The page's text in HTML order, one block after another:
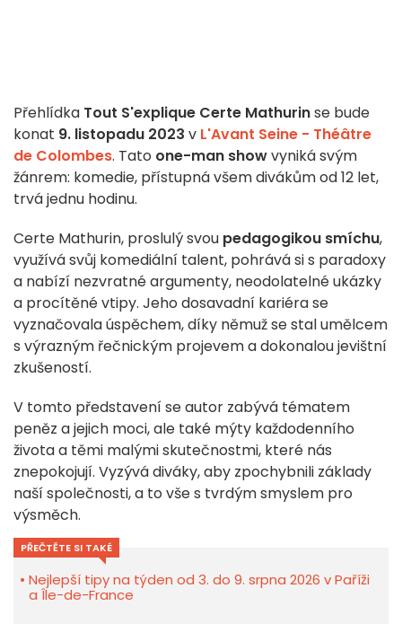
Přehlídka Tout S'explique Certe Mathurinse bude
konat 9. listopadu 2023 v L'Avant Seine - Théâtre
de Colombes. Tato one-man showvyniká svým
žánrem: komedie, přístupná všem divákům od 12 let,
trvá jednu hodinu.
Certe Mathurin, proslulý svou pedagogikou smíchu,
využívá svůj komediální talent, pohrává si s paradoxy
a nabízí nezvratné argumenty, neodolatelné ukázky
a procítěné vtipy. Jeho dosavadní kariéra se
vyznačovala úspěchem, díky němuž se stal umělcem
s výrazným řečnickým projevem a dokonalou jevištní
zkušeností.
V tomto představení se autor zabývá tématem
peněz a jejich moci, ale také mýty každodenního
života a těmi malými skutečnostmi, které nás
znepokojují. Vyzývá diváky, aby zpochybnili základy
naší společnosti, a to vše s tvrdým smyslem pro
výsměch.
PŘEČTĚTE SI TAKÉ
Nejlepší tipy na týden od 3. do 9. srpna 2026 v Paříži
a Île-de-France